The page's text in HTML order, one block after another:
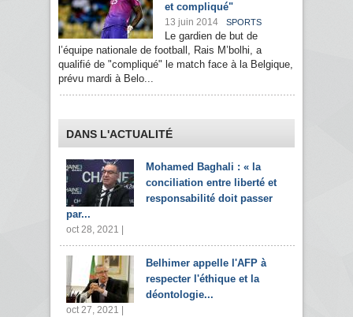
et compliqué"
13 juin 2014 SPORTS
Le gardien de but de
l’équipe nationale de football, Rais M’bolhi, a
qualifié de "compliqué" le match face à la Belgique,
prévu mardi à Belo...
DANS L'ACTUALITÉ
Mohamed Baghali : « la
conciliation entre liberté et
responsabilité doit passer
par...
oct 28, 2021 |
Belhimer appelle l'AFP à
respecter l'éthique et la
déontologie...
oct 27, 2021 |